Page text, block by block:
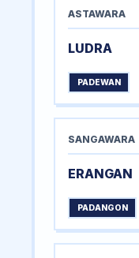
ASTAWARA
LUDRA
PADEWAN
SANGAWARA
ERANGAN
PADANGON